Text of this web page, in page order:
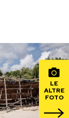
calcio 2026
LE
ALTRE
FOTO